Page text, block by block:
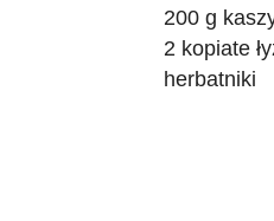
200 g
2 kopiate
herbatniki